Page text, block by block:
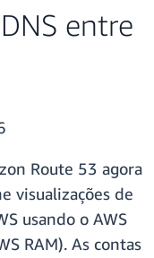
entre
Route 53 agora
visualizações de
usando o AWS
RAM). As contas